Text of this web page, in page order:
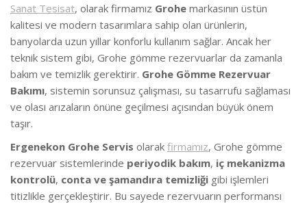
Sanat Tesisat, olarak firmamız Grohe markasının üstün
kalitesi ve modern tasarımlara sahip olan ürünlerin,
banyolarda uzun yıllar konforlu kullanım sağlar. Ancak her
teknik sistem gibi, Grohe gömme rezervuarlar da zamanla
bakım ve temizlik gerektirir. Grohe Gömme Rezervuar
Bakımı, sistemin sorunsuz çalışması, su tasarrufu sağlaması
ve olası arızaların önüne geçilmesi açısından büyük önem
taşır.
Ergenekon Grohe Servis olarak firmamız, Grohe gömme
rezervuar sistemlerinde periyodik bakım, iç mekanizma
kontrolü, conta ve şamandıra temizliği gibi işlemleri
titizlikle gerçekleştirir. Bu sayede rezervuarın performansı